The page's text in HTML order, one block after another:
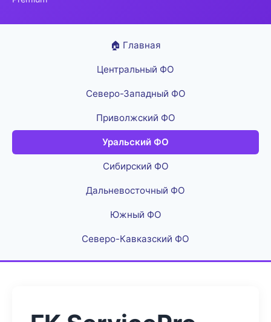
🏠 Главная
Центральный ФО
Северо-Западный ФО
Приволжский ФО
Уральский ФО
Сибирский ФО
Дальневосточный ФО
Южный ФО
Северо-Кавказский ФО